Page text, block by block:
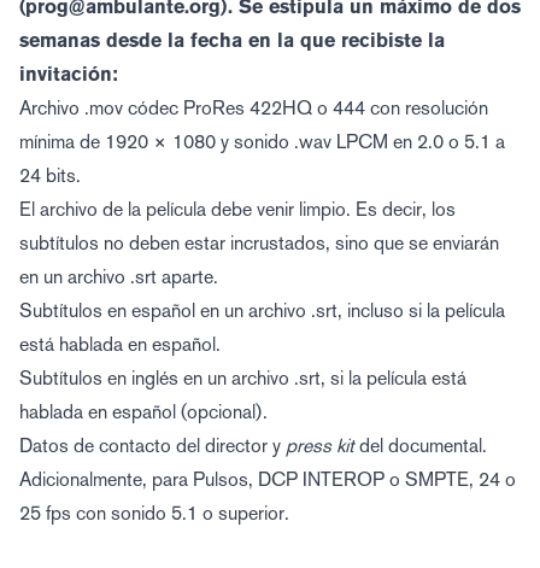
(prog@ambulante.org). Se estipula un máximo de dos
semanas desde la fecha en la que recibiste la
invitación:
Archivo .mov códec ProRes 422HQ o 444 con resolución
mínima de 1920 × 1080 y sonido .wav LPCM en 2.0 o 5.1 a
24 bits.
El archivo de la película debe venir limpio. Es decir, los
subtítulos no deben estar incrustados, sino que se enviarán
en un archivo .srt aparte.
Subtítulos en español en un archivo .srt, incluso si la película
está hablada en español.
Subtítulos en inglés en un archivo .srt, si la película está
hablada en español (opcional).
Datos de contacto del director y press kitdel documental.
Adicionalmente, para Pulsos, DCP INTEROP o SMPTE, 24 o
25 fps con sonido 5.1 o superior.